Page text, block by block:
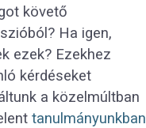
követő
Ha igen,
ezek? Ezekhez
kérdéseket
a közelmúltban
tanulmányunkban